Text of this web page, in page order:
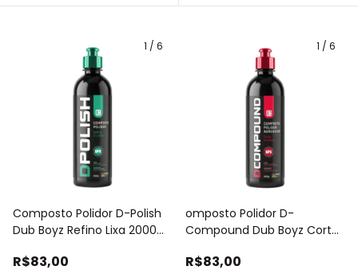
1 / 6
Composto Polidor D-Polish
Dub Boyz Refino Lixa 2000
R$83,00
1 / 6
omposto Polidor D-
Compound Dub Boyz Corte
R$83,00